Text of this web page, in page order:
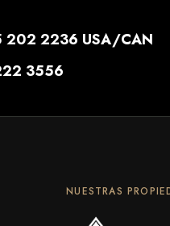
202 2236 USA/CAN
3556
NUESTRAS